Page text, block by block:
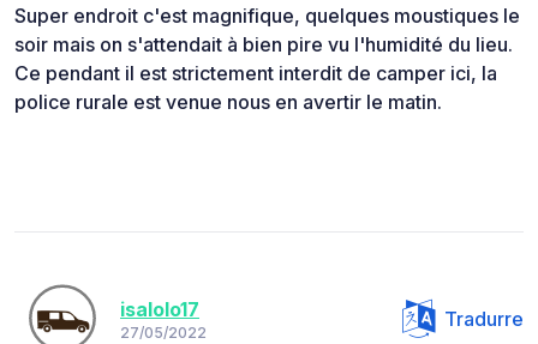
Super endroit c'est magnifique, quelques moustiques le
soir mais on s'attendait à bien pire vu l'humidité du lieu.
Ce pendant il est strictement interdit de camper ici, la
police rurale est venue nous en avertir le matin.
isalolo17
27/05/2022
Tradurre